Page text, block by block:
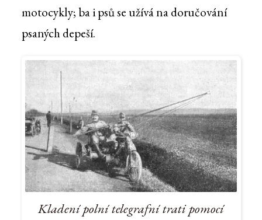
motocykly; ba i psů se užívá na doručování
psaných depeší.
Kladení polní telegrafní trati pomocí